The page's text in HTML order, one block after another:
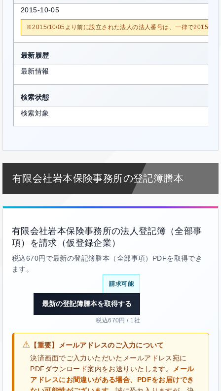
2015-10-05
※2015/10/05より前に設立された法人の法人番号は、一律で2015/10/
最新履歴
最新情報
検索状態
検索対象
有限会社岩本保険事務所の登記簿謄本
有限会社岩本保険事務所の法人登記簿（全部事
項）を請求（仮登録企業）
税込670円で最新の登記簿謄本（全部事項）PDFを取得でき
ます。
請求可能
最新の登記簿謄本を取得する
税込670円 / 1社
⚠ 【重要】メールアドレスのご入力について
決済画面でご入力いただいたメールアドレス宛に
PDFダウンロード案内をお送りいたします。
メール
アドレスにお間違いがある場合、PDFをお届けでき